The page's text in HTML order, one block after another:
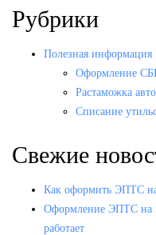
Рубрики
Полезная информация
Оформление
Растаможка
Списание
Свежие
Как оформить ЭПТС
Оформление ЭПТС на
работает